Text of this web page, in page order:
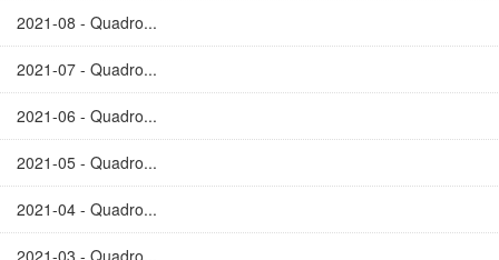
2021-08 - Quadro...
2021-07 - Quadro...
2021-06 - Quadro...
2021-05 - Quadro...
2021-04 - Quadro...
2021-03 - Quadro...